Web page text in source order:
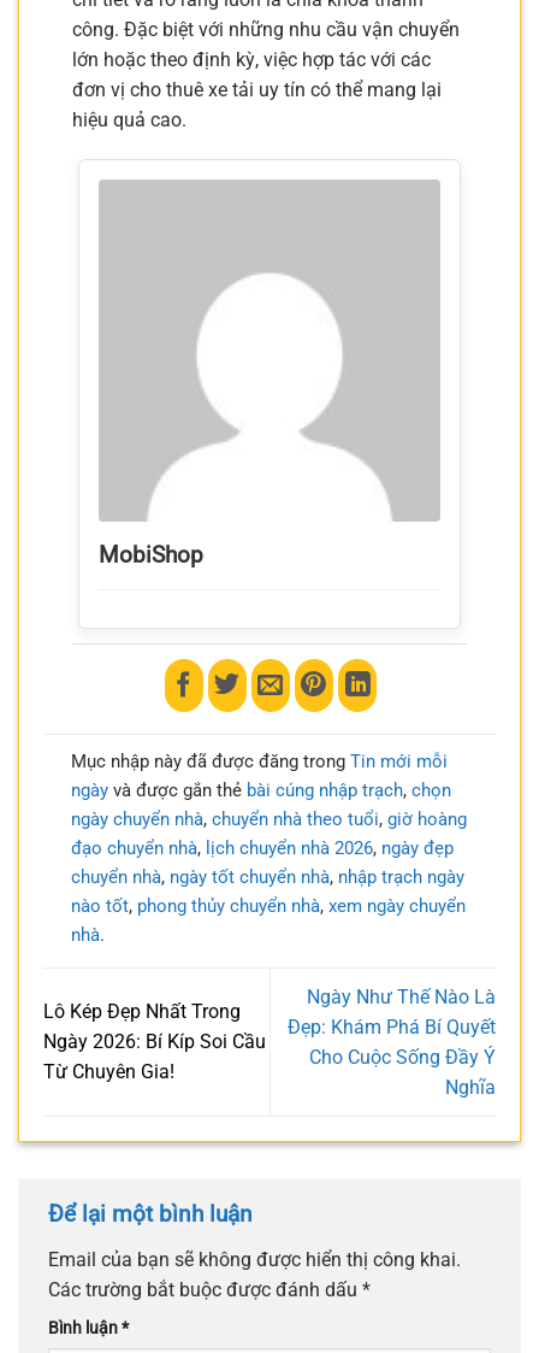
công. Đặc biệt với những nhu cầu vận chuyển
lớn hoặc theo định kỳ, việc hợp tác với các
đơn vị cho thuê xe tải uy tín có thể mang lại
hiệu quả cao.
MobiShop
Mục nhập này đã được đăng trong Tin mới mỗi
ngàyvà được gắn thẻ bài cúng nhập trạch, chọn
ngày chuyển nhà, chuyển nhà theo tuổi, giờ hoàng
đạo chuyển nhà, lịch chuyển nhà 2026, ngày đẹp
chuyển nhà, ngày tốt chuyển nhà, nhập trạch ngày
nào tốt, phong thủy chuyển nhà, xem ngày chuyển
nhà.
Lô Kép Đẹp Nhất Trong
Ngày 2026: Bí Kíp Soi Cầu
Từ Chuyên Gia!
Ngày Như Thế Nào Là
Đẹp: Khám Phá Bí Quyết
Cho Cuộc Sống Đầy Ý
Nghĩa
Để lại một bình luận
Email của bạn sẽ không được hiển thị công khai.
Các trường bắt buộc được đánh dấu *
Bình luận*